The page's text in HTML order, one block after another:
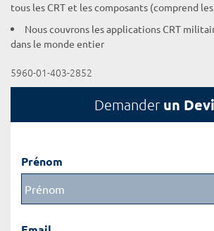
tous les CRT et les composants (comprend
Nous couvrons les applications CRT
dans le monde entier
5960-01-403-2852
Demander un
Prénom